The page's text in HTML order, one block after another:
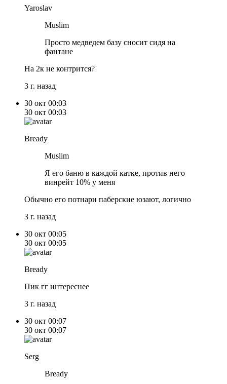
Yaroslav
Muslim
Просто медведем базу сносит сидя на
фантане
На 2к не контрится?
3 г. назад
30 окт 00:03
30 окт 00:03
Bready
Muslim
Я его баню в каждой катке, против него
винрейт 10% у меня
Обычно его потнари паберские юзают, логично
3 г. назад
30 окт 00:05
30 окт 00:05
Bready
Пик гг интереснее
3 г. назад
30 окт 00:07
30 окт 00:07
Serg
Bready